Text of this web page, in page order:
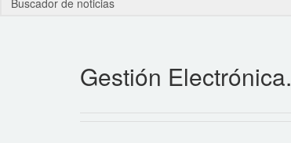
Gestión Electrónica.